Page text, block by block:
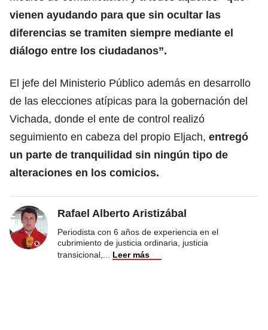
vienen ayudando para que sin ocultar las
diferencias se tramiten siempre mediante el
diálogo entre los ciudadanos”.
El jefe del Ministerio Público además en desarrollo
de las elecciones atípicas para la gobernación del
Vichada, donde el ente de control realizó
seguimiento en cabeza del propio Eljach, entregó
un parte de tranquilidad sin ningún tipo de
alteraciones en los comicios.
Rafael Alberto Aristizábal
Periodista con 6 años de experiencia en el
cubrimiento de justicia ordinaria, justicia
transicional,
Leer más